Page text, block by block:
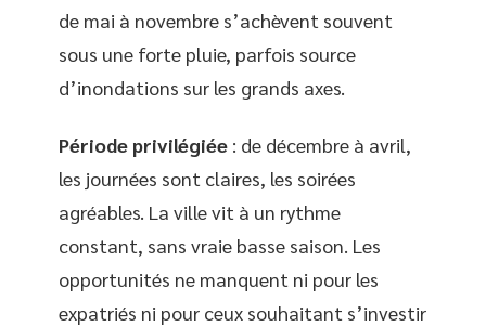
de mai à novembre s’achèvent souvent
sous une forte pluie, parfois source
d’inondations sur les grands axes.
Période privilégiée : de décembre à avril,
les journées sont claires, les soirées
agréables. La ville vit à un rythme
constant, sans vraie basse saison. Les
opportunités ne manquent ni pour les
expatriés ni pour ceux souhaitant s’investir